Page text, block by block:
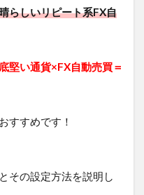
らしいリピート系FX自
堅い通貨×FX自動売買＝
すすめです！
その設定方法を説明し